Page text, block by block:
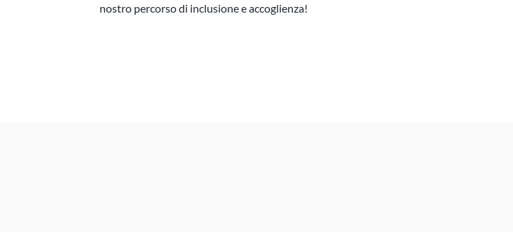
nostro percorso di inclusione e accoglienza!